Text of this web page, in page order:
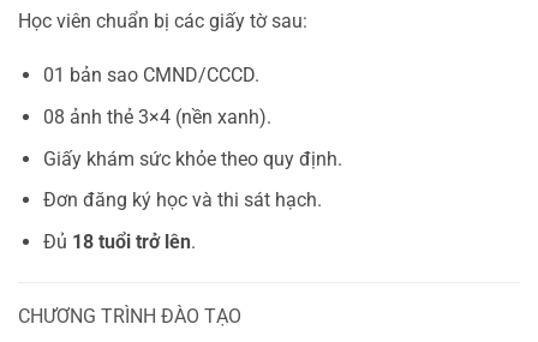
Học viên chuẩn bị các giấy tờ sau:
01 bản sao CMND/CCCD.
08 ảnh thẻ 3×4 (nền xanh).
Giấy khám sức khỏe theo quy định.
Đơn đăng ký học và thi sát hạch.
Đủ 18 tuổi trở lên.
CHƯƠNG TRÌNH ĐÀO TẠO